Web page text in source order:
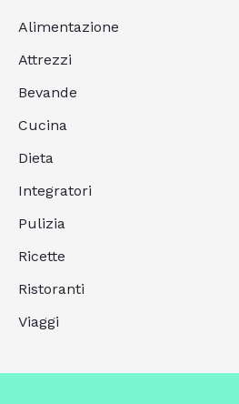
Alimentazione
Attrezzi
Bevande
Cucina
Dieta
Integratori
Pulizia
Ricette
Ristoranti
Viaggi